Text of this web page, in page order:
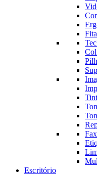
Escritório